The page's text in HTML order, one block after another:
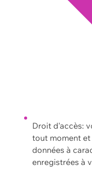
Droit d'accès:
tout moment
données à
enregistrées à